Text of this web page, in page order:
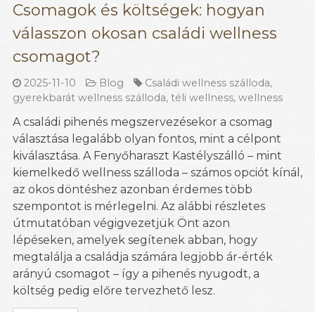
Csomagok és költségek: hogyan
válasszon okosan családi wellness
csomagot?
2025-11-10 Blog Családi wellness szálloda,
gyerekbarát wellness szálloda, téli wellness, wellness
A családi pihenés megszervezésekor a csomag
választása legalább olyan fontos, mint a célpont
kiválasztása. A Fenyőharaszt Kastélyszálló – mint
kiemelkedő wellness szálloda – számos opciót kínál,
az okos döntéshez azonban érdemes több
szempontot is mérlegelni. Az alábbi részletes
útmutatóban végigvezetjük Önt azon
lépéseken, amelyek segítenek abban, hogy
megtalálja a családja számára legjobb ár-érték
arányú csomagot – így a pihenés nyugodt, a
költség pedig előre tervezhető lesz.